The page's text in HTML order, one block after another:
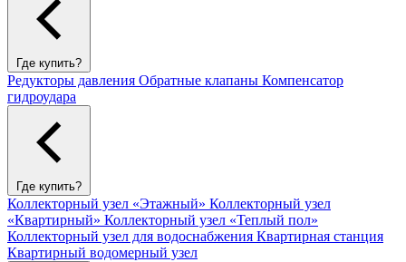
Где купить?
Редукторы давления Обратные клапаны Компенсатор
гидроудара
Где купить?
Коллекторный узел «Этажный» Коллекторный узел
«Квартирный» Коллекторный узел «Теплый пол»
Коллекторный узел для водоснабжения Квартирная станция
Квартирный водомерный узел